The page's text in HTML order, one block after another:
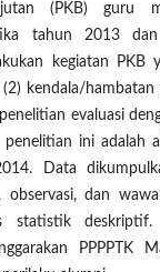
(PKB) guru
tahun 2013
kegiatan PKB
kendala/hambatan
evaluasi
ini adalah
Data
dan
statistik
PPPPTK